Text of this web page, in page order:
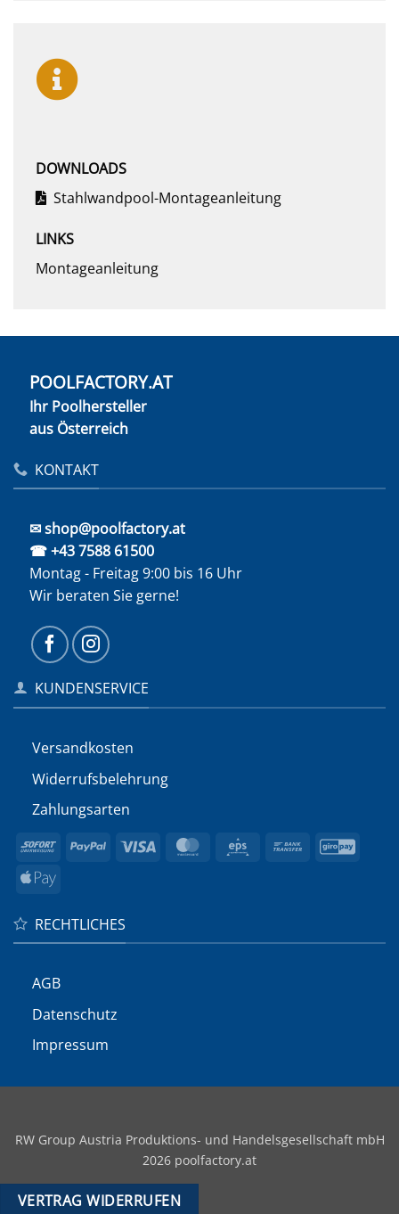
DOWNLOADS
Stahlwandpool-Montageanleitung
LINKS
Montageanleitung
POOLFACTORY.AT
Ihr Poolhersteller
aus Österreich
KONTAKT
✉ shop@poolfactory.at
☎ +43 7588 61500
Montag - Freitag 9:00 bis 16 Uhr
Wir beraten Sie gerne!
KUNDENSERVICE
Versandkosten
Widerrufs­belehrung
Zahlungsarten
Sofort PayPal Visa MasterCard
Eps
Bank
Apple
RECHTLICHES
AGB
Datenschutz
Impressum
RW Group Austria Produktions- und Handelsgesellschaft mbH
2026 poolfactory.at
VERTRAG WIDERRUFEN